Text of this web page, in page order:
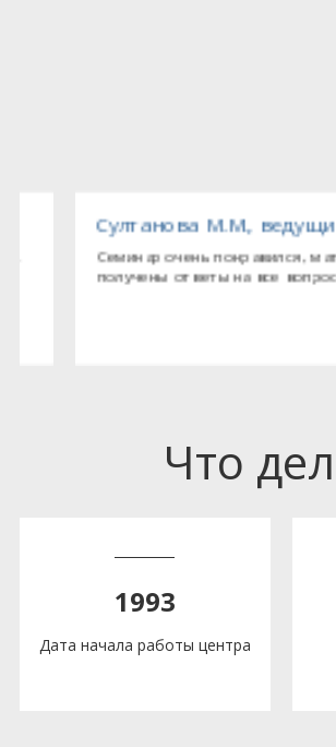
оборудования»
Султанова М.М., ведущий
Семинар очень понравился,
получены ответы на все вопросы.
Что
1993
Дата начала работы центра